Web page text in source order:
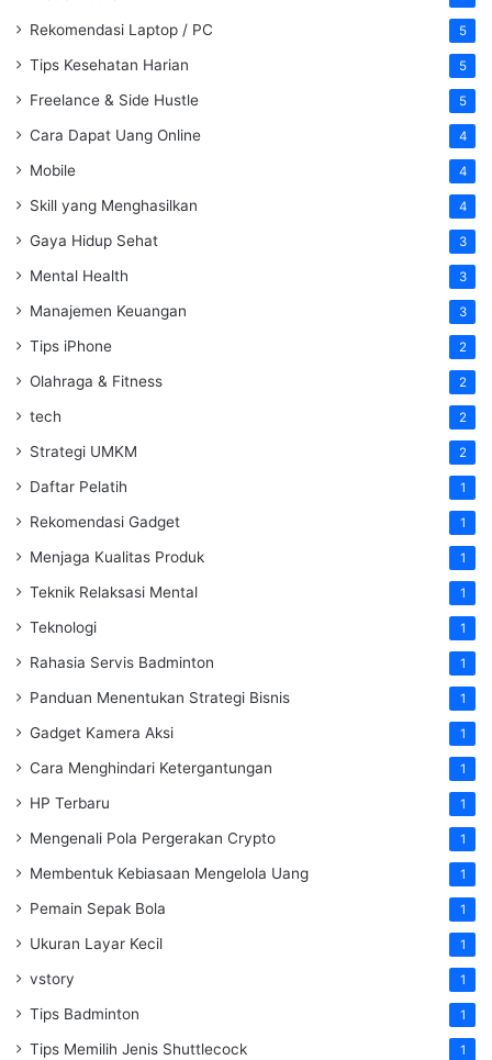
Rekomendasi Laptop / PC 5
Tips Kesehatan Harian 5
Freelance & Side Hustle 5
Cara Dapat Uang Online 4
Mobile 4
Skill yang Menghasilkan 4
Gaya Hidup Sehat 3
Mental Health 3
Manajemen Keuangan 3
Tips iPhone 2
Olahraga & Fitness 2
tech 2
Strategi UMKM 2
Daftar Pelatih 1
Rekomendasi Gadget 1
Menjaga Kualitas Produk 1
Teknik Relaksasi Mental 1
Teknologi 1
Rahasia Servis Badminton 1
Panduan Menentukan Strategi Bisnis 1
Gadget Kamera Aksi 1
Cara Menghindari Ketergantungan 1
HP Terbaru 1
Mengenali Pola Pergerakan Crypto 1
Membentuk Kebiasaan Mengelola Uang 1
Pemain Sepak Bola 1
Ukuran Layar Kecil 1
vstory 1
Tips Badminton 1
Tips Memilih Jenis Shuttlecock 1